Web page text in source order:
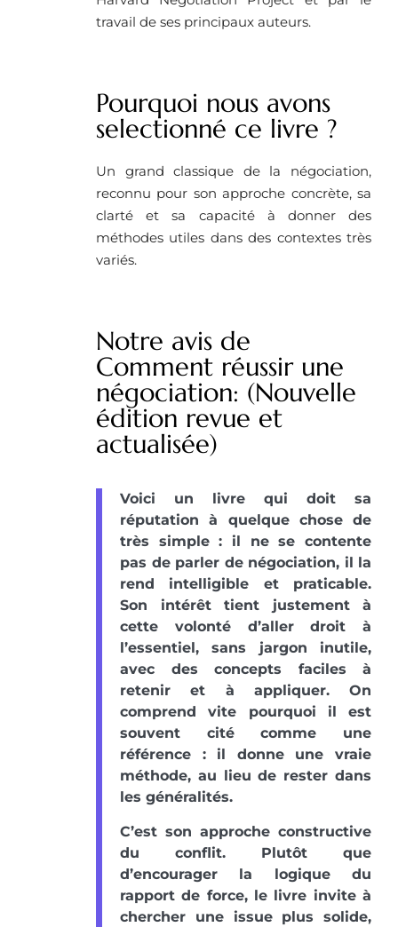
travail de ses principaux auteurs.
Pourquoi nous avons
selectionné ce livre ?
Un grand classique de la négociation,
reconnu pour son approche concrète, sa
clarté et sa capacité à donner des
méthodes utiles dans des contextes très
variés.
Notre avis de
Comment réussir une
négociation: (Nouvelle
édition revue et
actualisée)
Voici un livre qui doit sa
réputation à quelque chose de
très simple : il ne se contente
pas de parler de négociation, il la
rend intelligible et praticable.
Son intérêt tient justement à
cette volonté d’aller droit à
l’essentiel, sans jargon inutile,
avec des concepts faciles à
retenir et à appliquer. On
comprend vite pourquoi il est
souvent cité comme une
référence : il donne une vraie
méthode, au lieu de rester dans
les généralités.
C’est son approche constructive
du conflit. Plutôt que
d’encourager la logique du
rapport de force, le livre invite à
chercher une issue plus solide,